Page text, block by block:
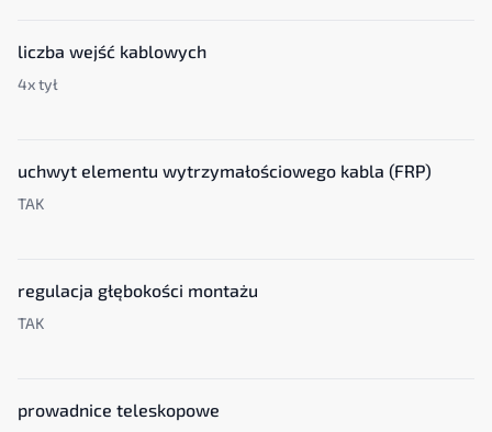
liczba wejść kablowych
4x tył
uchwyt elementu wytrzymałościowego kabla (FRP)
TAK
regulacja głębokości montażu
TAK
prowadnice teleskopowe